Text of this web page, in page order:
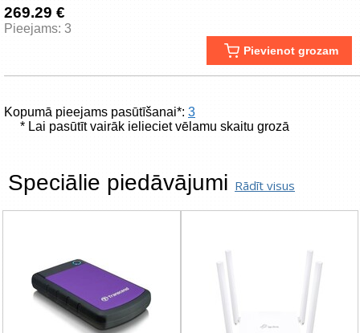
269.29 €
Pieejams: 3
Pievienot grozam
Kopumā pieejams pasūtīšanai*: 3
* Lai pasūtīt vairāk ielieciet vēlamu skaitu grozā
Speciālie piedāvājumi Rādīt visus